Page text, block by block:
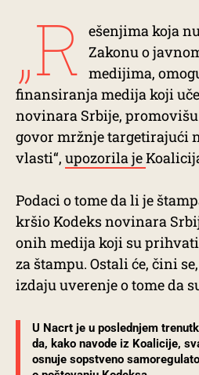
„R ešenjima koja
Zakonu o
medijima,
finansiranja medija koji
novinara Srbije,
govor mržnje targetirajući
vlasti“, upozorila je
Podaci o tome da li je
kršio Kodeks novinara
onih medija koji su
za štampu. Ostali će, čini
izdaju uverenje o tome da
U Nacrt je u poslednjem
da, kako navode iz Koalicije,
osnuje sopstveno